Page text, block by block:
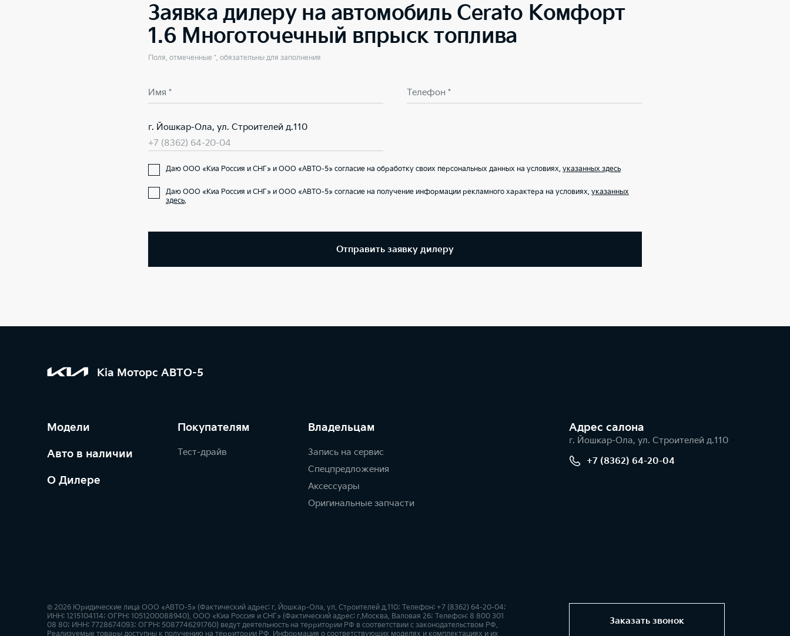
Заявка дилеру на автомобиль Cerato Комфорт
1.6 Многоточечный впрыск топлива
Поля, отмеченные *, обязательны для заполнения
Имя * Телефон *
г. Йошкар-Ола, ул. Строителей д.110
+7 (8362) 64-20-04
Даю ООО «Киа Россия и СНГ» и ООО «АВТО-5» согласие на обработку своих персональных данных на условиях, указанных здесь
Даю ООО «Киа Россия и СНГ» и ООО «АВТО-5» согласие на получение информации рекламного характера на условиях, указанных
здесь.
Отправить заявку дилеру
Kia Моторс АВТО-5
Модели
Авто в наличии
О Дилере
Покупателям
Тест-драйв
Владельцам
Запись на сервис
Спецпредложения
Аксессуары
Оригинальные запчасти
Адрес салонa
г. Йошкар-Ола, ул. Строителей д.110
+7 (8362) 64-20-04
Заказать звонок
© 2026 Юридические лица ООО «АВТО-5» (Фактический адрес: г. Йошкар-Ола, ул. Строителей д.110; Телефон: +7 (8362) 64-20-04;
ИНН: 1215104114; ОГРН: 1051200088940), ООО «Киа Россия и СНГ» (Фактический адрес: г.Москва, Валовая 26; Телефон: 8 800 301
08 80; ИНН: 7728674093; ОГРН: 5087746291760) ведут деятельность на территории РФ в соответствии с законодательством РФ.
Реализуемые товары доступны к получению на территории РФ. Информация о соответствующих моделях и комплектациях и их